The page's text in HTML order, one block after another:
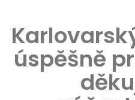
úspěšně